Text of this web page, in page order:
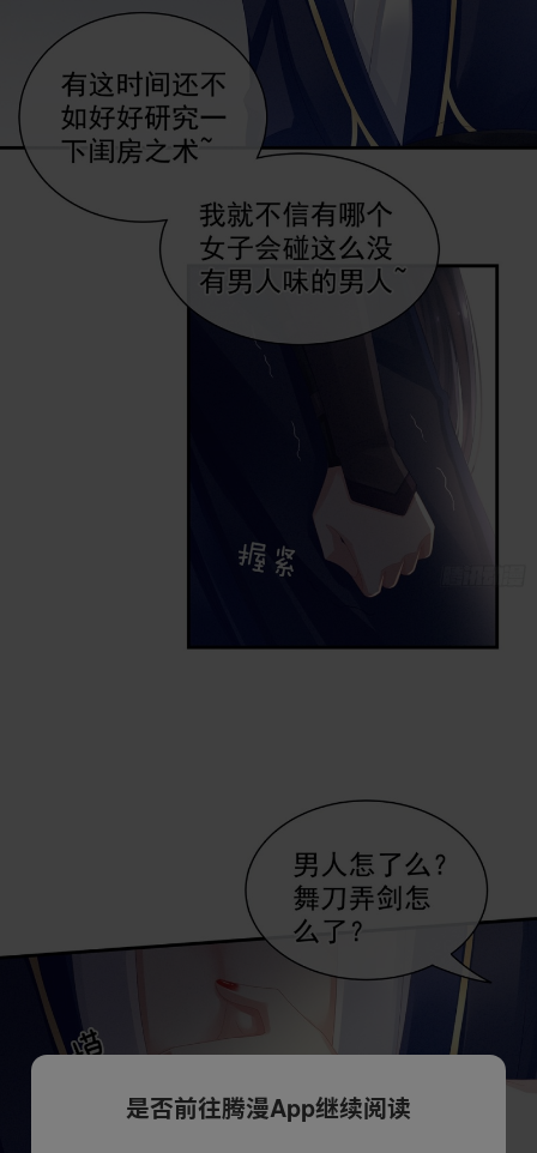
是否前往腾漫App继续阅读